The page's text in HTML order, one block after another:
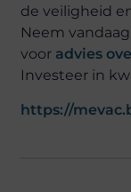
de veiligheid
Neem
voor advies
Investeer in
https://